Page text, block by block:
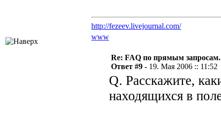
http://fezeev.livejournal.com/
www
Re: FAQ по прямым запросам.
Ответ #9 - 19. Мая 2006 :: 11:52
Q. Расскажите,
находящихся в